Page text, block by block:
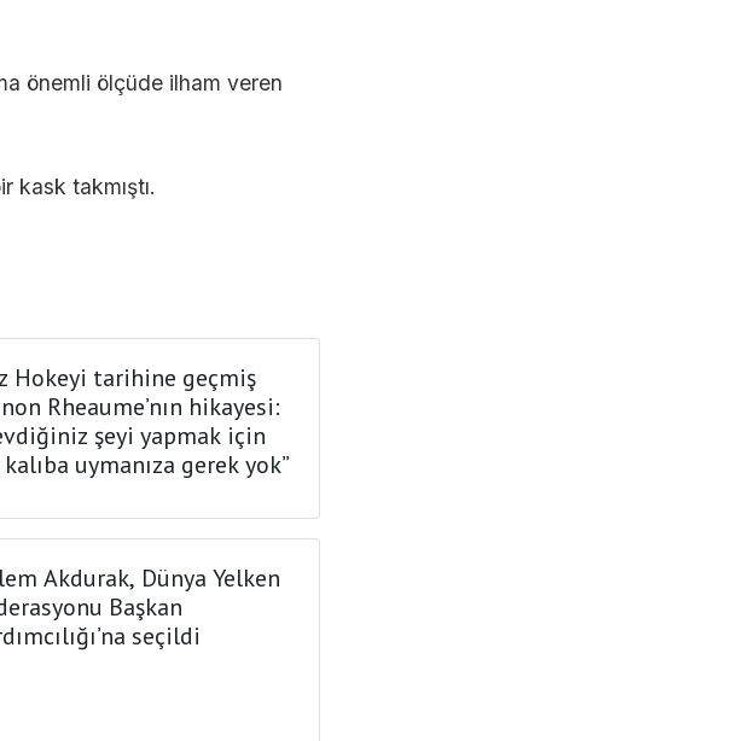
önemli ölçüde ilham veren
kask takmıştı.
Hokeyi tarihine geçmiş
Rheaume’nın hikayesi:
şeyi yapmak için
uymanıza gerek yok”
Akdurak, Dünya Yelken
Başkan
seçildi